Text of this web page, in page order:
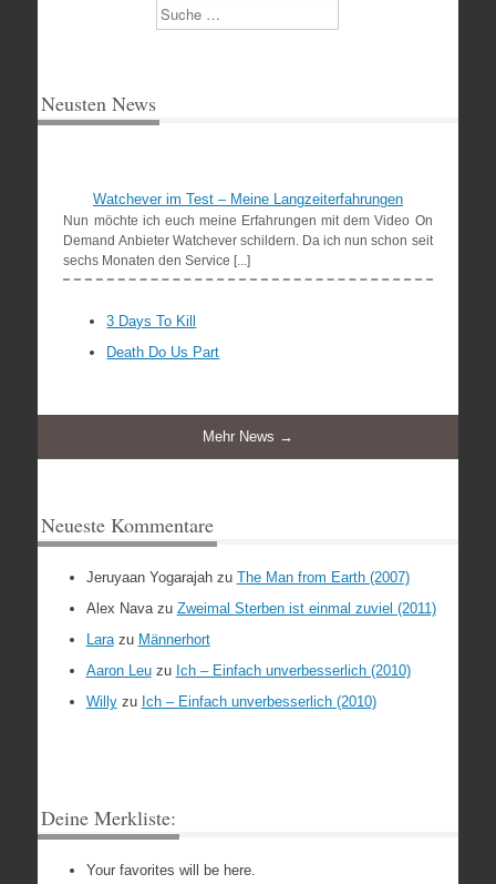
Suchen
Neusten News
Watchever im Test – Meine Langzeiterfahrungen
Nun möchte ich euch meine Erfahrungen mit dem Video On
Demand Anbieter Watchever schildern. Da ich nun schon seit
sechs Monaten den Service [...]
3 Days To Kill
Death Do Us Part
Mehr News →
Neueste Kommentare
Jeruyaan Yogarajahzu The Man from Earth (2007)
Alex Navazu Zweimal Sterben ist einmal zuviel (2011)
Larazu Männerhort
Aaron Leuzu Ich – Einfach unverbesserlich (2010)
Willyzu Ich – Einfach unverbesserlich (2010)
Deine Merkliste:
Your favorites will be here.